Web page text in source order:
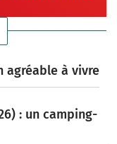
agréable à vivre
: un camping-